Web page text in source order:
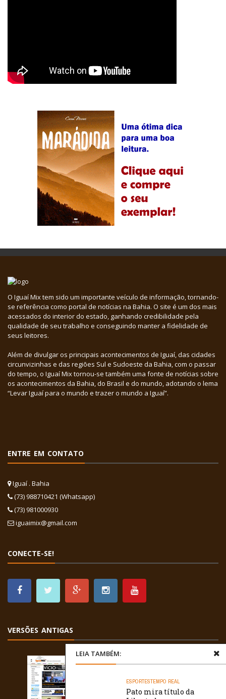
LEIA TAMBÉM:
ESPORTESTEMPO REAL
Pato mira título da
O Iguaí Mix tem sido um importante veículo de informação, tornando-
se referência como portal de notícias na Bahia. O site é um dos mais
acessados do interior do estado, ganhando credibilidade pela
qualidade de seu trabalho e conseguindo manter a fidelidade de
seus leitores.
Além de divulgar os principais acontecimentos de Iguaí, das cidades
circunvizinhas e das regiões Sul e Sudoeste da Bahia, com o passar
do tempo, o Iguaí Mix tornou-se também uma fonte de notícias sobre
os acontecimentos da Bahia, do Brasil e do mundo, adotando o lema
“Levar Iguaí para o mundo e trazer o mundo a Iguaí”.
ENTRE EM CONTATO
Iguaí . Bahia
(73) 988710421 (Whatsapp)
(73) 981000930
iguaimix@gmail.com
CONECTE-SE!
VERSÕES ANTIGAS